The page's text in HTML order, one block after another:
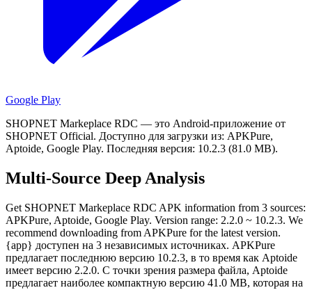
Google Play
SHOPNET Markeplace RDC — это Android-приложение от
SHOPNET Official. Доступно для загрузки из: APKPure,
Aptoide, Google Play. Последняя версия: 10.2.3 (81.0 MB).
Multi-Source Deep Analysis
Get SHOPNET Markeplace RDC APK information from 3 sources:
APKPure, Aptoide, Google Play. Version range: 2.2.0 ~ 10.2.3. We
recommend downloading from APKPure for the latest version.
{app} доступен на 3 независимых источниках. APKPure
предлагает последнюю версию 10.2.3, в то время как Aptoide
имеет версию 2.2.0. С точки зрения размера файла, Aptoide
предлагает наиболее компактную версию 41.0 MB, которая на